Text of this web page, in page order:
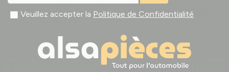
Veuillez accepter la Politique de Confidentialité